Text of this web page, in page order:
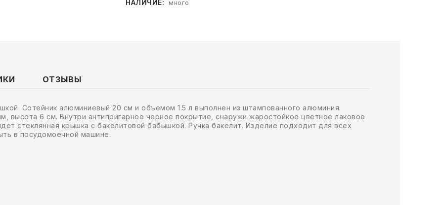
НАЛИЧИЕ: много
ОТЗЫВЫ
Сотейник алюминиевый 20 см и объемом 1.5 л выполнен из штампованного алюминия.
высота 6 см. Внутри антипригарное черное покрытие, снаружи жаростойкое цветное лаковое
стеклянная крышка с бакелитовой бабышкой. Ручка бакелит. Изделие подходит для всех
в посудомоечной машине.